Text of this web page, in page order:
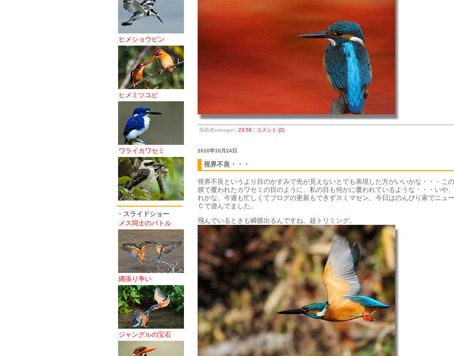
ヒメショウビン
ヒメミツユビ
ワライカワセミ
・スライドショー
メス同士のバトル
縄張り争い
ジャングルの宝石
投稿者eisvogel : 23:59 | コメント (2)
2010年10月24日
視界不良・・・
視界不良というより目のかすみで先が見えないとでも表現した方がいいかな・・・こ
膜で覆われたカワセミの目のように、私の目も何かに覆われているような・・・いや
れかな、今週も忙しくてブログの更新もできずスミマセン。今日はのんびり家でニュ
Ｃで遊んでました。
飛んでいるときも瞬膜出るんですね、超トリミング。